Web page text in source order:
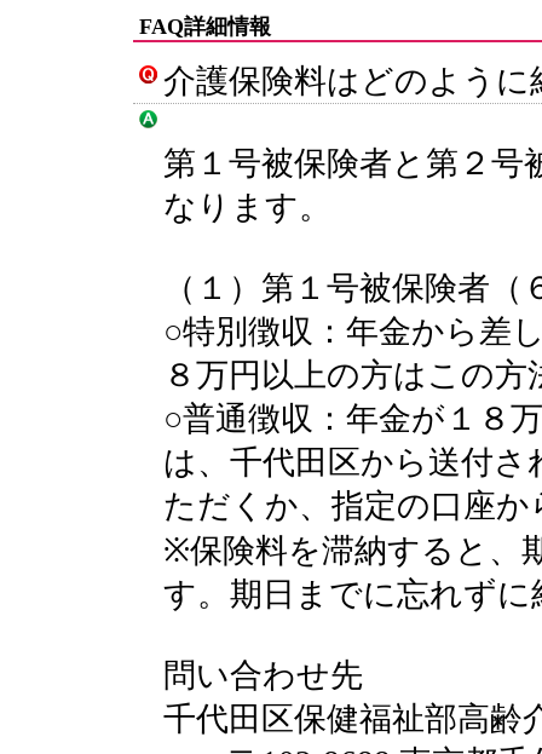
FAQ詳細情報
介護保険料はどのよう
第１号被保険者と第２号
なります。
（１）第１号被保険者
○特別徴収：年金から差
８万円以上の方はこの
○普通徴収：年金が１８
は、千代田区から送付
ただくか、指定の口座
※保険料を滞納すると、
す。期日までに忘れず
問い合わせ先
千代田区保健福祉部高齢